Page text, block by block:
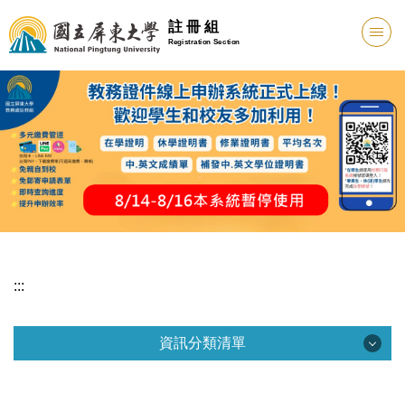
註 冊 組
Registration Section
:::
資訊分類清單